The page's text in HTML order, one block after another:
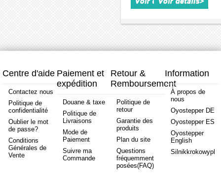
&
17LS13-
200G)
1,8°
et
eau
80C3-
24000tr/min
400Hz
air
48V
pince
gravure
sur
imprimés
Centre d'aide
Contactez nous
Politique de
confidentialité
Oublier le mot
de passe?
Conditions
Générales de
Vente
Paiement et
expédition
Douane & taxe
Politique de
Livraisons
Mode de
Paiement
Suivre ma
Commande
Retour &
Remboursement
Politique de
retour
Garantie des
produits
Plan du site
Questions
fréquemment
posées(FAQ)
Information
À propos de
nous
Oyostepper DE
Oyostepper ES
Oyostepper
English
Silnikkrokowypl